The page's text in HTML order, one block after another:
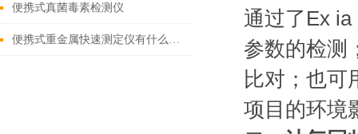
便携式真菌毒素检测仪
便携式重金属快速测定仪有什么特点
通过了Ex
参数的检测
比对；也可
项目的环境